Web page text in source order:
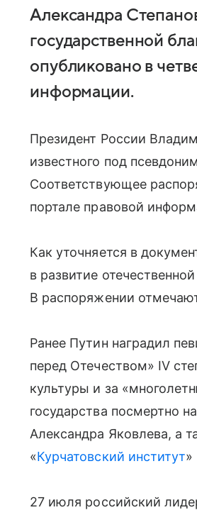
Александра
государственной
опубликовано в
информации.
Президент России
известного под
Соответствующее
портале правовой
Как уточняется в
в развитие
В распоряжении
Ранее Путин наградил
перед Отечеством» IV
культуры и за
государства посмертно
Александра Яковлева, а
«Курчатовский институт»
27 июля российский